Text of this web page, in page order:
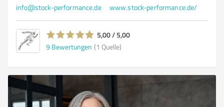
info@stock-performance.de www.stock-performance.de/
5,00 / 5,00
9 Bewertungen (1 Quelle)